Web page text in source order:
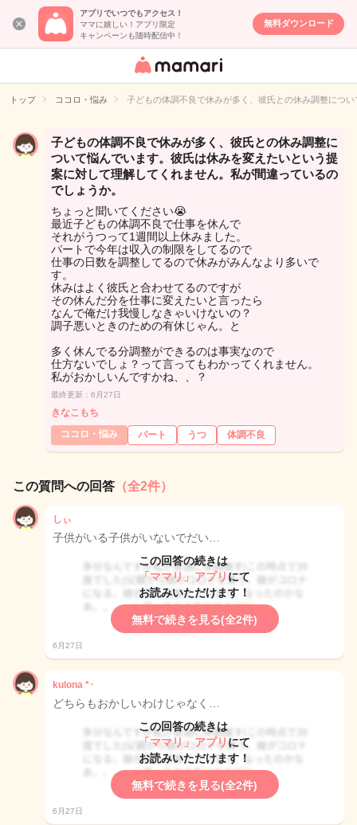
アプリでいつでもアクセス！
ママに嬉しい！アプリ限定
キャンペーンも随時配信中！
無料ダウンロード
女性専用匿名QA
イト
トップ ココロ・悩み 子どもの体調不良で休みが多く、彼氏との休み調整につ
子どもの体調不良で休みが多く、彼氏との休み調整に
ついて悩んでいます。彼氏は休みを変えたいという提
案に対して理解してくれません。私が間違っているの
でしょうか。
ちょっと聞いてください😭
最近子どもの体調不良で仕事を休んで
それがうつって1週間以上休みました。
パートで今年は収入の制限をしてるので
仕事の日数を調整してるので休みがみんなより多いで
す。
休みはよく彼氏と合わせてるのですが
その休んだ分を仕事に変えたいと言ったら
なんで俺だけ我慢しなきゃいけないの？
調子悪いときのための有休じゃん。と
多く休んでる分調整ができるのは事実なので
仕方ないでしょ？って言ってもわかってくれません。
私がおかしいんですかね、、？
最終更新：6月27日
きなこもち
ココロ・悩み
パート うつ 体調不良
この質問への回答 （全2件）
しぃ
子供がいる子供がいないでだい…
この回答の続きは
「ママリ」アプリ にて
お読みいただけます！
無料で続きを見る(全2件)
6月27日
kulona *･
どちらもおかしいわけじゃなく…
この回答の続きは
「ママリ」アプリ にて
お読みいただけます！
無料で続きを見る(全2件)
6月27日